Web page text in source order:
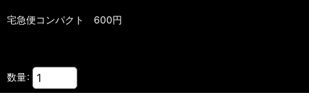
宅急便コンパクト 600円
数量: